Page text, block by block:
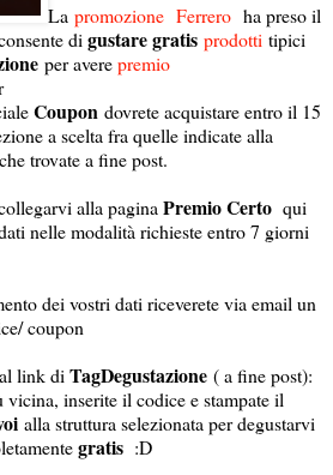
La promozione Ferrero ha preso il
di gustare gratis prodotti tipici
per averepremio
Coupon dovrete acquistare entro il 15
a scelta fra quelle indicate alla
trovate a fine post.
alla pagina Premio Certo qui
nelle modalità richieste entro 7 giorni
dei vostri dati riceverete via email un
coupon
link di TagDegustazione ( a fine post):
vicina, inserite il codice e stampate il
alla struttura selezionata per degustarvi
gratis :D